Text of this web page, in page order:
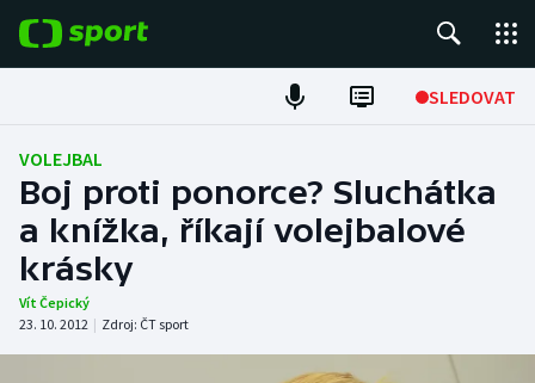
SLEDOVAT
Fotbal
Hokej
Tenis
Atletika
VOLEJBAL
Boj proti ponorce? Sluchátka
a knížka, říkají volejbalové
krásky
Vít Čepický
23. 10. 2012 | Zdroj: ČT sport